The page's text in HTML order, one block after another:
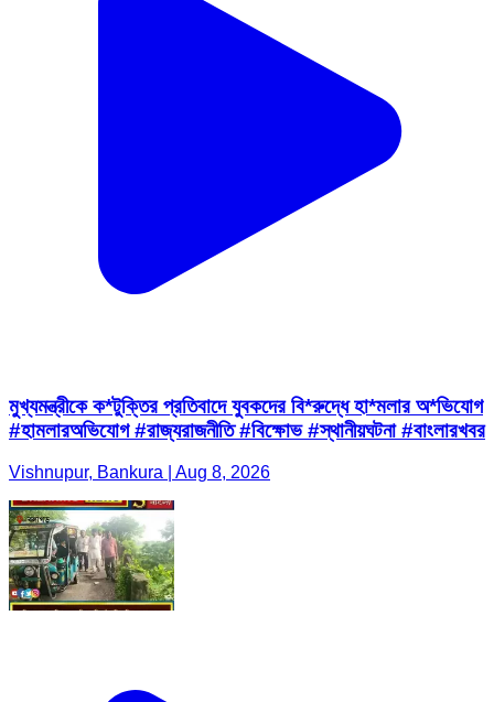
মুখ্যমন্ত্রীকে ক*টুক্তির প্রতিবাদে যুবকদের বি*রুদ্ধে হা*মলার অ*ভিযোগ
#হামলারঅভিযোগ #রাজ্যরাজনীতি #বিক্ষোভ #স্থানীয়ঘটনা #বাংলারখবর
Vishnupur, Bankura | Aug 8, 2026